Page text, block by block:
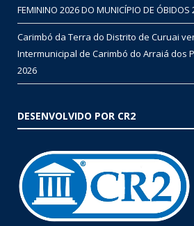
FEMININO 2026 DO MUNICÍPIO DE ÓBIDOS
Carimbó da Terra do Distrito de Curuai
Intermunicipal de Carimbó do Arraiá dos
2026
DESENVOLVIDO POR CR2